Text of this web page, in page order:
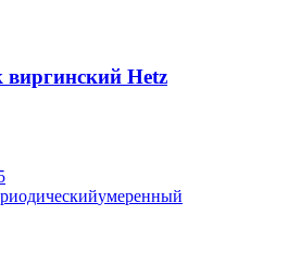
Hetz
умеренный